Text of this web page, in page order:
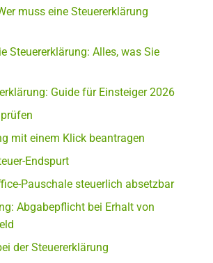
muss eine Steuererklärung
Steuererklärung: Alles, was Sie
Guide für Einsteiger 2026
mit einem Klick beantragen
Endspurt
Pauschale steuerlich absetzbar
Abgabepflicht bei Erhalt von
der Steuererklärung